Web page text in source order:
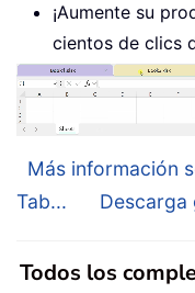
¡Aumente su
cientos de clics
Más información
Tab...
Descarga
Todos los